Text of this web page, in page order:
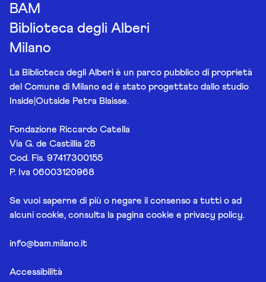
BAM
Biblioteca degli Alberi
Milano
La Biblioteca degli Alberi è un parco pubblico di proprietà
del Comune di Milano ed è stato progettato dallo studio
Inside|Outside Petra Blaisse.
Fondazione Riccardo Catella
Via G. de Castillia 28
Cod. Fis. 97417300155
P. Iva 06003120968
Se vuoi saperne di più o negare il consenso a tutti o ad
alcuni cookie, consulta la pagina cookie e privacy policy.
info@bam.milano.it
Accessibilità